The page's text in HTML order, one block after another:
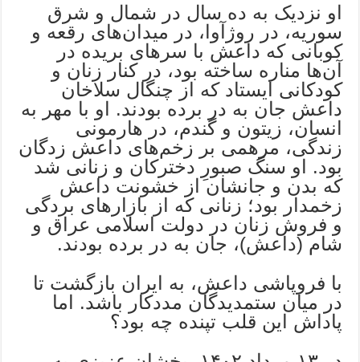
او نزدیک به ده سال در شمال و شرق
سوریه، در روژآوا، در میدان‌های رقعه و
کوبانی که داعش با سرهای بریده در
آن‌ها مناره ساخته بود، در کنار زنان و
کودکانی ایستاد که از چنگال سلاخان
داعش جان به در برده بودند. او با مهر به
انسان، زیتون و گندم، در هارمونی
زندگی، مرهمی بر زخم‌های داعش زدگان
بود. او سنگ صبورِ دخترکان و زنانی شد
که بدن و جانشان از خشونت داعش
زخمدار بود؛ زنانی که از بازارهای بردگی
و فروش زنان در دولت اسلامی عراق و
شام (داعش)، جان به در برده بودند.
با فروپاشی داعش، به ایران بازگشت تا
در میان ستمدیدگان مددکار باشد. اما
پاداش این قلب تپنده چه بود؟